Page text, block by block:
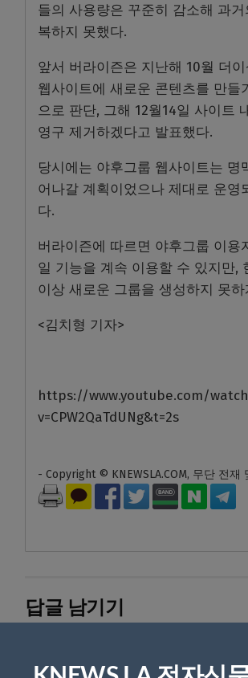
들의 사용량은 꾸준히 감소해 과
복하지 못했다.
앞서 버라이즌은 지난해 10월 더
웹사이트에 새로운 콘텐츠를 만들
으로 판단, 그해 12월14일 사이트
영구 제거하겠다고 발표했다.
당시에는 야후그룹 웹사이트는 명
어나갈 계획이었으나 제대로 운영
다.
버라이즌에 따르면 야후그룹 이용
일 기능을 계속 이용할 수 있지만,
이상 새로운 그룹을 생성하지 못하
<김치형 기자>
https://www.youtube.com/
v=CPW2QaTdUNg&t=2s
- Copyright © KNEWSLA.COM, 무단 전재
답글 남기기